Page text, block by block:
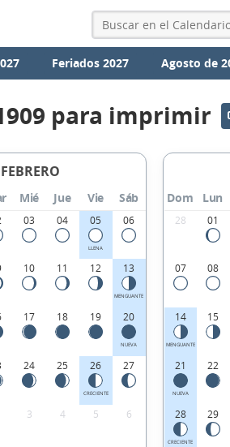
Feriados 2027 Agosto de
para imprimir
FEBRERO
Mié Jue Vie Sáb
03 04 05
LLENA
06
10 11 12 13
MENGUANTE
17 18 19 20
NUEVA
24 25 26
CRECIENTE
27
3 4 5 6
Dom Lun
28 01
07 08
14
MENGUANTE
15
21
NUEVA
22
28
CRECIENTE
29